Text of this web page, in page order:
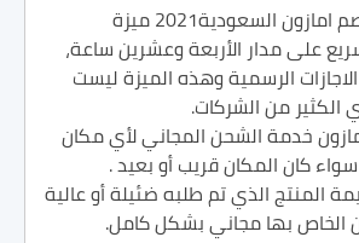
يتيح كود خصم امازون السعودية2021 ميزة
على مدار الأربعة وعشرين ساعة،
الرسمية وهذه الميزة ليست
من الشركات.
خدمة الشحن المجاني لأي مكان
كان المكان قريب أو بعيد .
المنتج الذي تم طلبه ضئيلة أو عالية
الخاص بها مجاني بشكل كامل.